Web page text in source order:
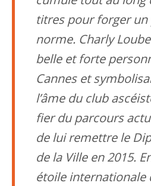
titres pour forger
norme. Charly
belle et forte
Cannes et
l’âme du club
fier du parcours
de lui remettre le
de la Ville en 2015.
étoile internationale